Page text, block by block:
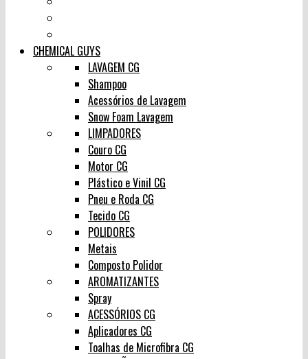
CHEMICAL GUYS
LAVAGEM CG
Shampoo
Acessórios de Lavagem
Snow Foam Lavagem
LIMPADORES
Couro CG
Motor CG
Plástico e Vinil CG
Pneu e Roda CG
Tecido CG
POLIDORES
Metais
Composto Polidor
AROMATIZANTES
Spray
ACESSÓRIOS CG
Aplicadores CG
Toalhas de Microfibra CG